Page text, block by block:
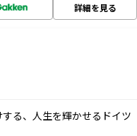
詳細を見る
る、人生を輝かせるドイツ